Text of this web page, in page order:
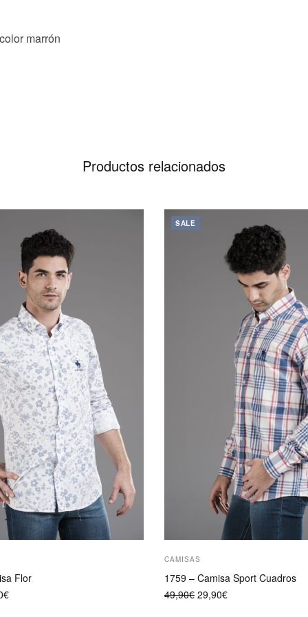
marrón
Productos relacionados
Flor
€El
SALE
CAMISAS
1759 – Camisa Sport Cuadros
49,90€ El
precio
29,90€El
Este
producto